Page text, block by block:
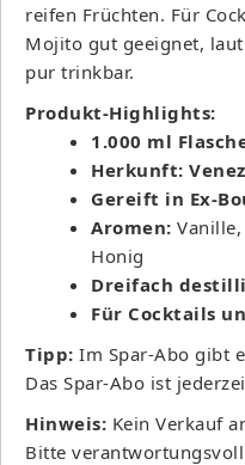
reifen Früchten. Für
Mojito gut geeignet,
pur trinkbar.
Produkt-Highlights:
1.000 ml
Herkunft:
Gereift in Ex-
Aromen:
Honig
Dreifach
Für Cocktails
Tipp: Im Spar-Abo gibt
Das Spar-Abo ist
Hinweis: Kein Verkauf
Bitte